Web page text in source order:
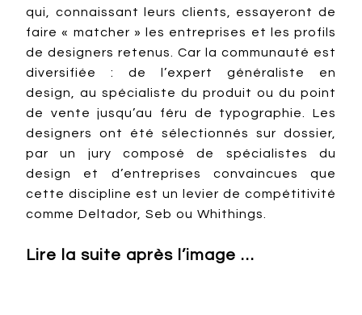
qui, connaissant leurs clients, essayeront de
faire « matcher » les entreprises et les profils
de designers retenus. Car la communauté est
diversifiée : de l’expert généraliste en
design, au spécialiste du produit ou du point
de vente jusqu’au féru de typographie. Les
designers ont été sélectionnés sur dossier,
par un jury composé de spécialistes du
design et d’entreprises convaincues que
cette discipline est un levier de compétitivité
comme Deltador, Seb ou Whithings.
Lire la suite après l’image …